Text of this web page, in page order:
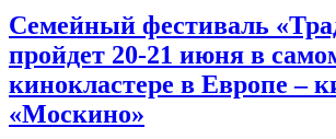
Семейный фестиваль
пройдет 20-21 июня в
кинокластере в Европе –
«Москино»